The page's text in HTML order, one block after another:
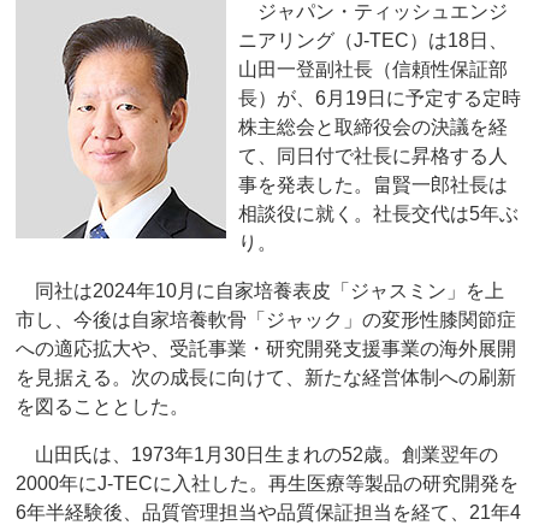
ジャパン・ティッシュエンジ
ニアリング（J-TEC）は18日、
山田一登副社長（信頼性保証部
長）が、6月19日に予定する定時
株主総会と取締役会の決議を経
て、同日付で社長に昇格する人
事を発表した。畠賢一郎社長は
相談役に就く。社長交代は5年ぶ
り。
同社は2024年10月に自家培養表皮「ジャスミン」を上
市し、今後は自家培養軟骨「ジャック」の変形性膝関節症
への適応拡大や、受託事業・研究開発支援事業の海外展開
を見据える。次の成長に向けて、新たな経営体制への刷新
を図ることとした。
山田氏は、1973年1月30日生まれの52歳。創業翌年の
2000年にJ-TECに入社した。再生医療等製品の研究開発を
6年半経験後、品質管理担当や品質保証担当を経て、21年4